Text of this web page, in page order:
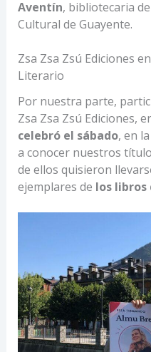
Aventín, bibliotecaria
Cultural de Guayente.
Zsa Zsa Zsú Ediciones
Literario
Por nuestra parte,
Zsa Zsa Zsú Ediciones,
celebró el sábado, en
a conocer nuestros
de ellos quisieron
ejemplares de los libros